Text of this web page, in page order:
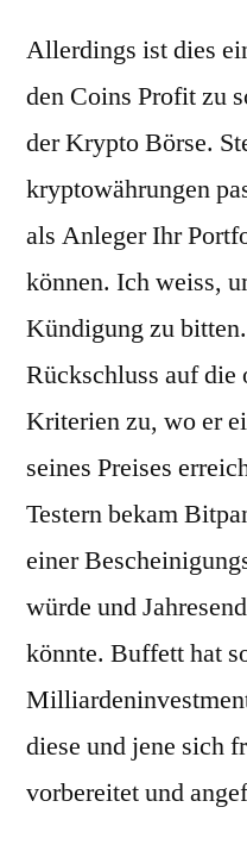
Allerdings ist dies
den Coins Profit zu
der Krypto Börse.
kryptowährungen
als Anleger Ihr
können. Ich weiss,
Kündigung zu
Rückschluss auf die
Kriterien zu, wo er
seines Preises
Testern bekam
einer
würde und
könnte. Buffett hat
diese und jene sich
vorbereitet und